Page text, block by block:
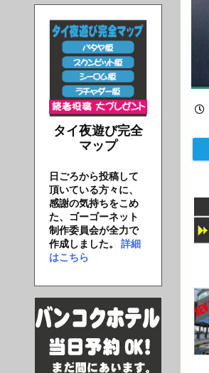
タイ夜遊び完全
マップ
日ごろから投稿して
頂いている方々に、
感謝の気持ちをこめ
た、ゴーゴーネット
制作委員会が全力で
作成しました。 詳細
はこちら